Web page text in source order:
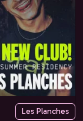
Les Planches